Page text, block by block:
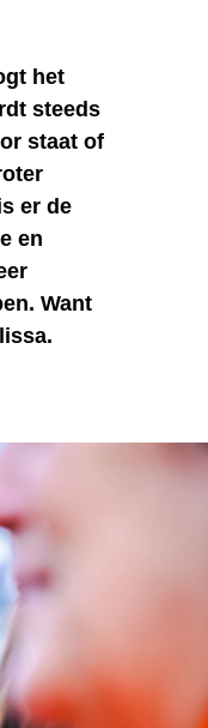
het
steeds
staat of
er de
en
Want